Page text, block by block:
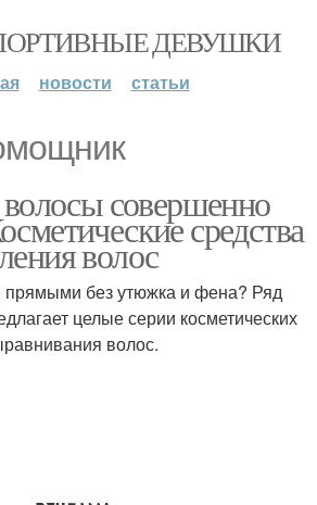
ДЕВУШКИ
новости статьи
волосы совершенно
средства
волос
прямыми без утюжка и фена? Ряд
целые серии косметических
волос.